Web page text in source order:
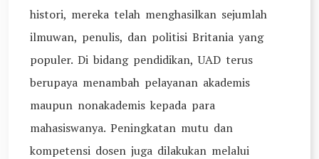
histori, mereka telah menghasilkan sejumlah
ilmuwan, penulis, dan politisi Britania yang
populer. Di bidang pendidikan, UAD terus
berupaya menambah pelayanan akademis
maupun nonakademis kepada para
mahasiswanya. Peningkatan mutu dan
kompetensi dosen juga dilakukan melalui